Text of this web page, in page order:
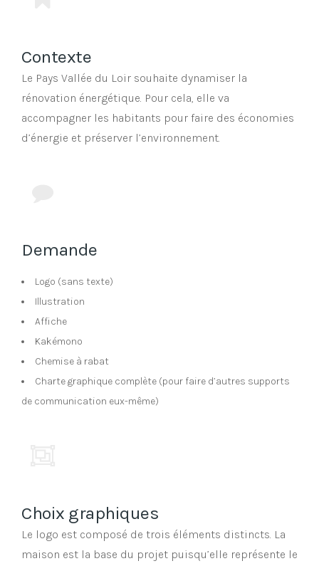
Contexte
Le Pays Vallée du Loir souhaite dynamiser la
rénovation énergétique. Pour cela, elle va
accompagner les habitants pour faire des économies
d’énergie et préserver l’environnement.
Demande
Logo (sans texte)
Illustration
Affiche
Kakémono
Chemise à rabat
Charte graphique complète (pour faire d’autres supports
de communication eux-même)
Choix graphiques
Le logo est composé de trois éléments distincts. La
maison est la base du projet puisqu’elle représente le